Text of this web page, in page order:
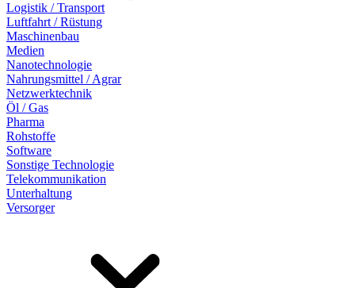
Logistik / Transport
Luftfahrt / Rüstung
Maschinenbau
Medien
Nanotechnologie
Nahrungsmittel / Agrar
Netzwerktechnik
Öl / Gas
Pharma
Rohstoffe
Software
Sonstige Technologie
Telekommunikation
Unterhaltung
Versorger